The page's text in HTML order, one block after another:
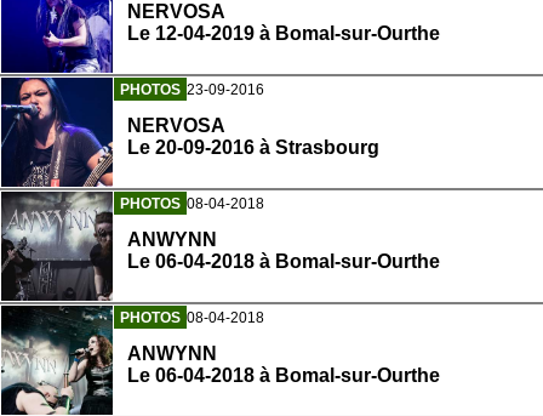
NERVOSA
Le 12-04-2019 à Bomal-sur-Ourthe
PHOTOS 23-09-2016
NERVOSA
Le 20-09-2016 à Strasbourg
PHOTOS 08-04-2018
ANWYNN
Le 06-04-2018 à Bomal-sur-Ourthe
PHOTOS 08-04-2018
ANWYNN
Le 06-04-2018 à Bomal-sur-Ourthe